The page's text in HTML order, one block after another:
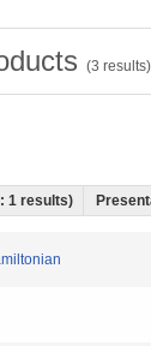
(3 results)
1 results)